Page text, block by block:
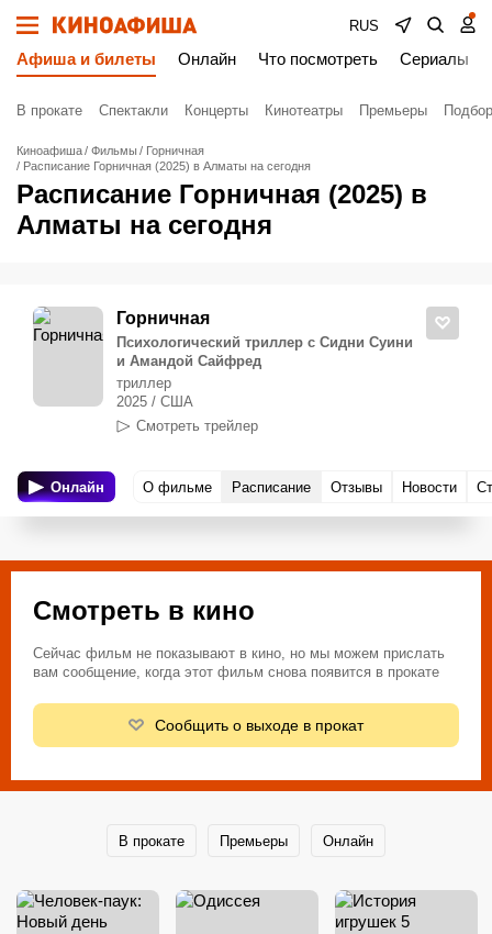
RUS
Афиша и билеты Онлайн Что посмотреть Сериалы
В прокате Спектакли Концерты Кинотеатры Премьеры
Киноафиша Фильмы
Горничная
Расписание Горничная (2025) в Алматы на сегодня
Расписание Горничная (2025) в
Алматы на сегодня
Горничная
Психологический триллер с Сидни Суини
и Амандой Сайфред
триллер
2025 / США
Смотреть трейлер
Онлайн О фильме Расписание Отзывы Новости
Смотреть в кино
Сейчас фильм не показывают в кино, но мы можем прислать
вам сообщение, когда этот фильм снова появится в прокате
Сообщить о выходе в прокат
В прокате Премьеры Онлайн